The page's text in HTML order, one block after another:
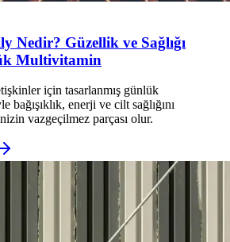
Nedir? Güzellik ve Sağlığı
Multivitamin
için tasarlanmış günlük
enerji ve cilt sağlığını
vazgeçilmez parçası olur.